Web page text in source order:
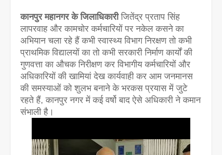
कानपुर महानगर के जिलाधिकारीजितेंद्र प्रताप सिंह
लापरवाह और कामचोर कर्मचारियों पर नकेल कसने का
अभियान चला रहे हैं कभी स्वास्थ्य विभाग निरक्षण तो कभी
प्राथमिक विद्यालयों का तो कभी सरकारी निर्माण कार्यों की
गुणवत्ता का औचक निरीक्षण कर विभागीय कर्मचारियों और
अधिकारियों की खामियां देख कार्यवाही कर आम जनमानस
की समस्याओं को शुलभ बनाने के भरकस प्रयास में जुटे
रहते हैं, कानपुर नगर में कई वर्षो बाद ऐसे अधिकारी ने कमान
संभाली है।